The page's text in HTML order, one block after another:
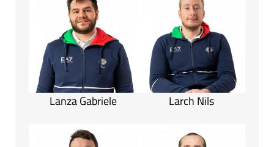
Lanza Gabriele Larch Nils